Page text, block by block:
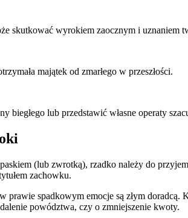
skutkować wyrokiem zaocznym i uznaniem
majątek od zmarłego w przeszłości.
biegłego lub przedstawić własne operaty
(lub zwrotką), rzadko należy do
zachowku.
prawie spadkowym emocje są złym doradcą.
powództwa, czy o zmniejszenie kwoty.